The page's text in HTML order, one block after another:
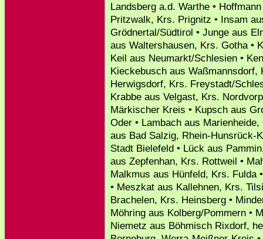
Landsberg a.d. Warthe •
Pritzwalk, Krs. Prignitz • Insam
Grödnertal/Südtirol • Junge aus
aus Waltershausen, Krs. Gotha •
Keil aus Neumarkt/Schlesien •
Kieckebusch aus Waßmannsdorf,
Herwigsdorf, Krs. Freystadt/
Krabbe aus Velgast, Krs.
Märkischer Kreis • Kupsch aus
Oder • Lambach aus
aus Bad Salzig, Rhein-Hunsrück-
Stadt Bielefeld • Lück aus
aus Zepfenhan, Krs. Rottweil •
Malkmus aus Hünfeld, Krs. Fulda
• Meszkat aus Kallehnen, Krs.
Brachelen, Krs. Heinsberg •
Möhring aus Kolberg/Pommern •
Niemetz aus Böhmisch Rixdorf,